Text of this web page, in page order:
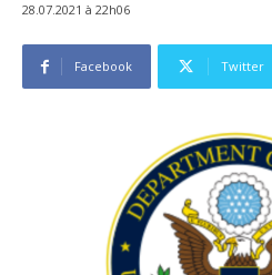
28.07.2021 à 22h06
Facebook Twitter